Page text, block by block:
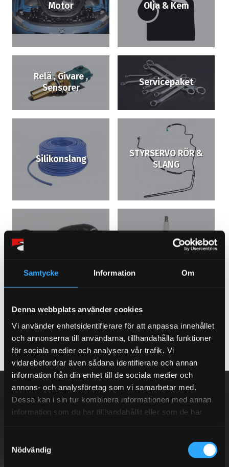
Samtycke Information Om
Denna webbplats använder cookies
Vi använder enhetsidentifierare för att anpassa innehållet
och annonserna till användarna, tillhandahålla funktioner
för sociala medier och analysera vår trafik. Vi
vidarebefordrar även sådana identifierare och annan
information från din enhet till de sociala medier och
annons- och analysföretag som vi samarbetar med.
Dessa kan i sin tur kombinera informationen med annan
information som du har tillhandahållit eller som de har
Nödvändig
Motor Olja & Kem
Relä , Givare ,
Sensorer
Servicepaket
Silikonslang
STYRSERVO RÖR &
SLANG
Tändsystem
NYHETSBREV